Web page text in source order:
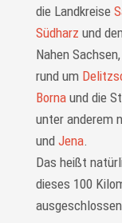
die Landkreise
Südharz und
Nahen
rund um
Bornaund die
unter anderem
und Jena.
Das heißt
dieses 100
ausgeschlossen